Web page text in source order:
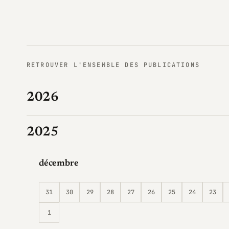
RETROUVER L'ENSEMBLE DES PUBLICATIONS
2026
2025
décembre
31 30 29 28 27 26 25 24 23
1